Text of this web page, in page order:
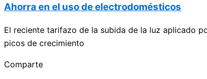
Ahorra en el uso de electrodomésticos
El reciente tarifazo de la subida de la luz aplicado
picos de crecimiento
Comparte